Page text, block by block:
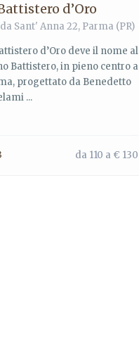
d’Oro
Sant' Anna 22, Parma (PR)
d’Oro deve il nome al
Battistero, in pieno centro a
progettato da Benedetto
...
da 110 a € 130